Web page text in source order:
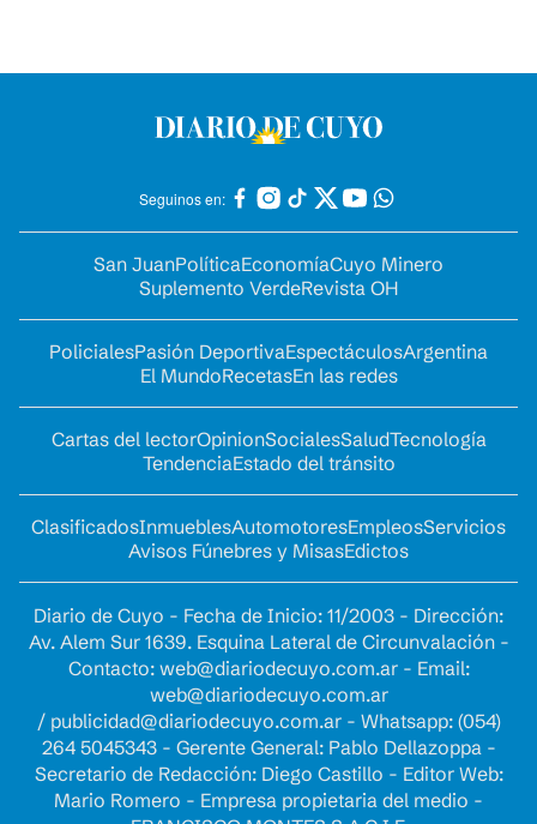
Seguinos en:
San JuanPolíticaEconomíaCuyo Minero
Suplemento VerdeRevista OH
PolicialesPasión DeportivaEspectáculosArgentina
El MundoRecetasEn las redes
Cartas del lectorOpinionSocialesSaludTecnología
TendenciaEstado del tránsito
ClasificadosInmueblesAutomotoresEmpleosServicios
Avisos Fúnebres y MisasEdictos
Diario de Cuyo - Fecha de Inicio: 11/2003 - Dirección:
Av. Alem Sur 1639. Esquina Lateral de Circunvalación -
Contacto: web@diariodecuyo.com.ar- Email:
web@diariodecuyo.com.ar
/ publicidad@diariodecuyo.com.ar- Whatsapp: (054)
264 5045343 - Gerente General: Pablo Dellazoppa -
Secretario de Redacción: Diego Castillo - Editor Web:
Mario Romero - Empresa propietaria del medio -